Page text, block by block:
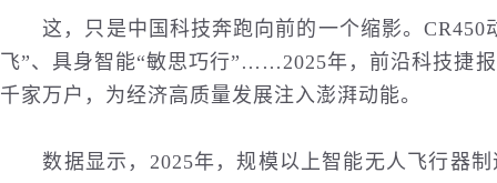
这，只是中国科技奔跑向前的一个缩影。CR450
飞”、具身智能“敏思巧行”……2025年，前沿科技捷
千家万户，为经济高质量发展注入澎湃动能。
数据显示，2025年，规模以上智能无人飞行器制